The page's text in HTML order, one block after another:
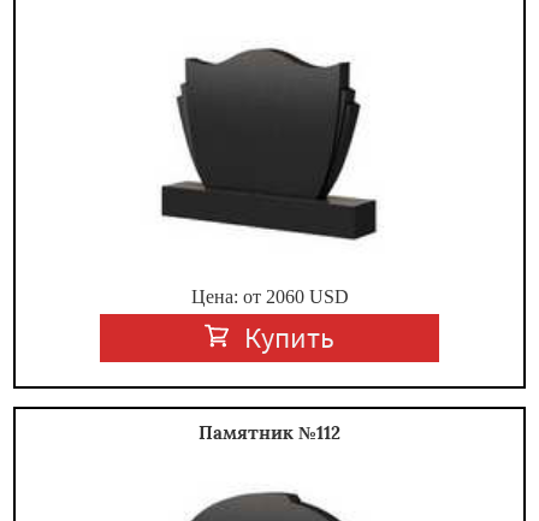
Цена: от 2060USD
Купить
Памятник №112